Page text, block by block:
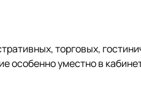
торговых,
особенно уместно в